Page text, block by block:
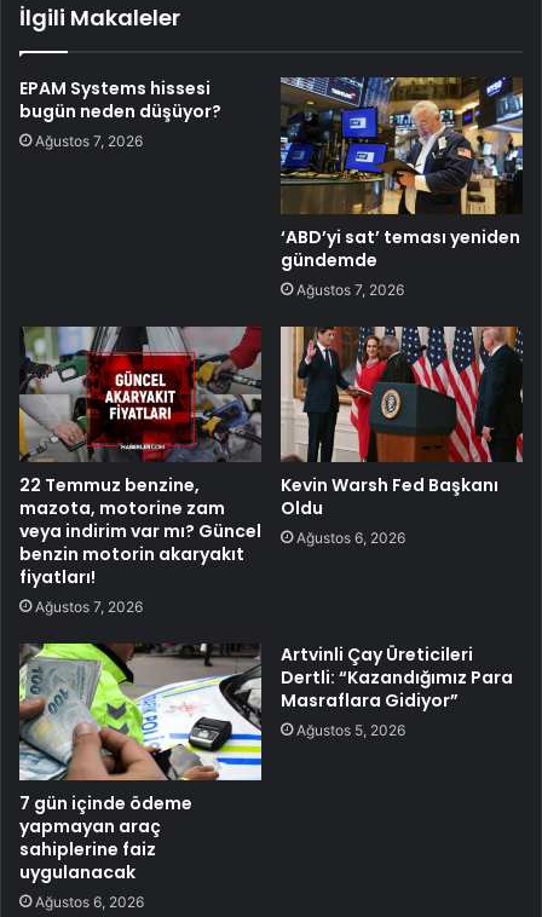
İlgili Makaleler
EPAM Systems hissesi
bugün neden düşüyor?
Ağustos 7, 2026
‘ABD’yi sat’ teması yeniden
gündemde
Ağustos 7, 2026
22 Temmuz benzine,
mazota, motorine zam
veya indirim var mı? Güncel
benzin motorin akaryakıt
fiyatları!
Ağustos 7, 2026
Kevin Warsh Fed Başkanı
Oldu
Ağustos 6, 2026
7 gün içinde ödeme
yapmayan araç
sahiplerine faiz
uygulanacak
Ağustos 6, 2026
Artvinli Çay Üreticileri
Dertli: “Kazandığımız Para
Masraflara Gidiyor”
Ağustos 5, 2026